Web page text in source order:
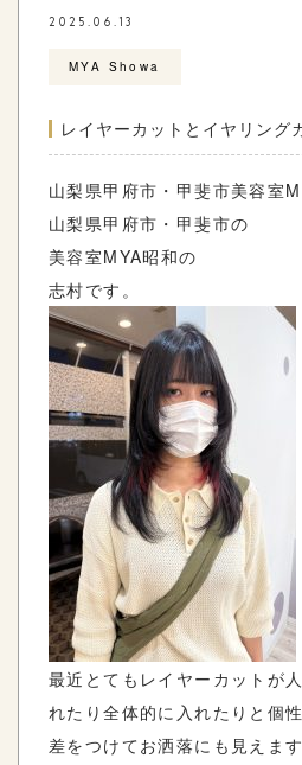
2025.06.13
MYA Showa
レイヤーカットとイヤリング
山梨県甲府市・甲斐市美容室
山梨県甲府市・甲斐市の
美容室MYA昭和の
志村です。
最近とてもレイヤーカットが
れたり全体的に入れたりと個
差をつけてお洒落にも見えます